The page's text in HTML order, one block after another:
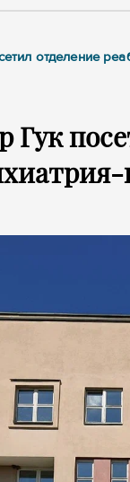
отделение
Гук